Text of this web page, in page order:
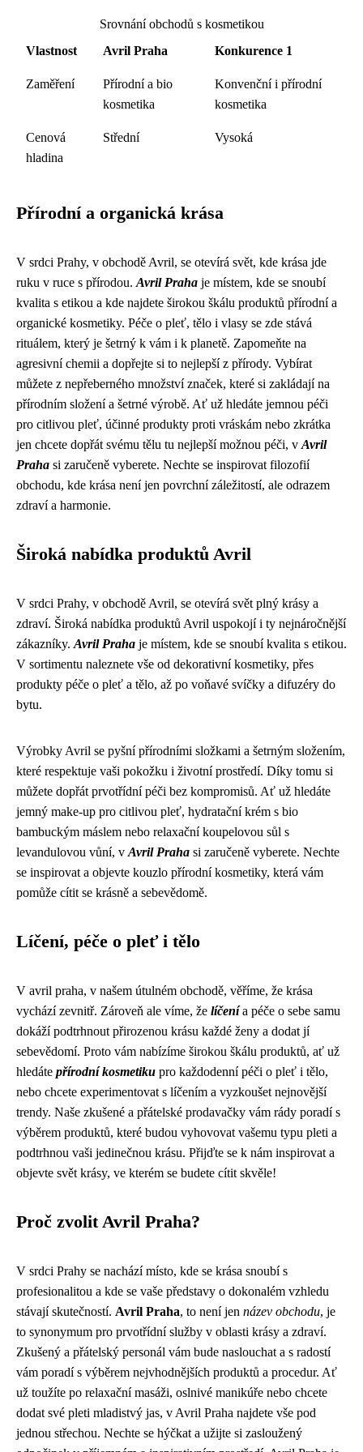
Srovnání obchodů s kosmetikou
Vlastnost
Avril Praha Konkurence 1
Zaměření
Přírodní a bio
kosmetika
Konvenční i přírodní
kosmetika
Cenová
hladina
Střední Vysoká
Přírodní a organická krása
V srdci Prahy, v obchodě Avril, se otevírá svět, kde krása jde
ruku v ruce s přírodou. Avril Praha je místem, kde se snoubí
kvalita s etikou a kde najdete širokou škálu produktů přírodní a
organické kosmetiky. Péče o pleť, tělo i vlasy se zde stává
rituálem, který je šetrný k vám i k planetě. Zapomeňte na
agresivní chemii a dopřejte si to nejlepší z přírody. Vybírat
můžete z nepřeberného množství značek, které si zakládají na
přírodním složení a šetrné výrobě. Ať už hledáte jemnou péči
pro citlivou pleť, účinné produkty proti vráskám nebo zkrátka
jen chcete dopřát svému tělu tu nejlepší možnou péči, v Avril
Praha si zaručeně vyberete. Nechte se inspirovat filozofií
obchodu, kde krása není jen povrchní záležitostí, ale odrazem
zdraví a harmonie.
Široká nabídka produktů Avril
V srdci Prahy, v obchodě Avril, se otevírá svět plný krásy a
zdraví. Široká nabídka produktů Avril uspokojí i ty nejnáročnější
zákazníky. Avril Praha je místem, kde se snoubí kvalita s etikou.
V sortimentu naleznete vše od dekorativní kosmetiky, přes
produkty péče o pleť a tělo, až po voňavé svíčky a difuzéry do
bytu.
Výrobky Avril se pyšní přírodními složkami a šetrným složením,
které respektuje vaši pokožku i životní prostředí. Díky tomu si
můžete dopřát prvotřídní péči bez kompromisů. Ať už hledáte
jemný make-up pro citlivou pleť, hydratační krém s bio
bambuckým máslem nebo relaxační koupelovou sůl s
levandulovou vůní, v Avril Praha si zaručeně vyberete. Nechte
se inspirovat a objevte kouzlo přírodní kosmetiky, která vám
pomůže cítit se krásně a sebevědomě.
Líčení, péče o pleť i tělo
V avril praha, v našem útulném obchodě, věříme, že krása
vychází zevnitř. Zároveň ale víme, že líčenía péče o sebe samu
dokáží podtrhnout přirozenou krásu každé ženy a dodat jí
sebevědomí. Proto vám nabízíme širokou škálu produktů, ať už
hledáte přírodní kosmetiku pro každodenní péči o pleť i tělo,
nebo chcete experimentovat s líčením a vyzkoušet nejnovější
trendy. Naše zkušené a přátelské prodavačky vám rády poradí s
výběrem produktů, které budou vyhovovat vašemu typu pleti a
podtrhnou vaši jedinečnou krásu. Přijďte se k nám inspirovat a
objevte svět krásy, ve kterém se budete cítit skvěle!
Proč zvolit Avril Praha?
V srdci Prahy se nachází místo, kde se krása snoubí s
profesionalitou a kde se vaše představy o dokonalém vzhledu
stávají skutečností. Avril Praha, to není jen název obchodu, je
to synonymum pro prvotřídní služby v oblasti krásy a zdraví.
Zkušený a přátelský personál vám bude naslouchat a s radostí
vám poradí s výběrem nejvhodnějších produktů a procedur. Ať
už toužíte po relaxační masáži, oslnivé manikúře nebo chcete
dodat své pleti mladistvý jas, v Avril Praha najdete vše pod
jednou střechou. Nechte se hýčkat a užijte si zasloužený